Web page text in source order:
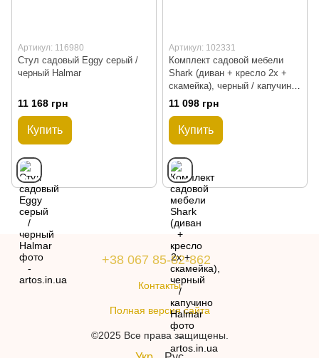
Артикул: 116980
Стул садовый Eggy серый /
черный Halmar
11 168 грн
Купить
Артикул: 102331
Комплект садовой мебели
Shark (диван + кресло 2x +
скамейка), черный / капучино
Halmar
11 098 грн
Купить
+38 067 85-82-862
Контакты
Полная версия сайта
©2025 Все права защищены.